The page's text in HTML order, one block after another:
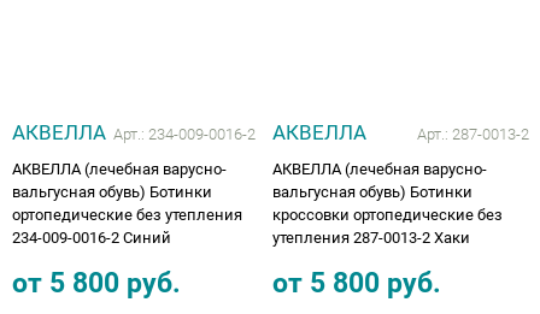
АКВЕЛЛА Арт.: 234-009-0016-2
АКВЕЛЛА (лечебная варусно-
вальгусная обувь) Ботинки
ортопедические без утепления
234-009-0016-2 Синий
от 5 800 руб.
АКВЕЛЛА Арт.: 287-0013-2
АКВЕЛЛА (лечебная варусно-
вальгусная обувь) Ботинки
кроссовки ортопедические без
утепления 287-0013-2 Хаки
от 5 800 руб.